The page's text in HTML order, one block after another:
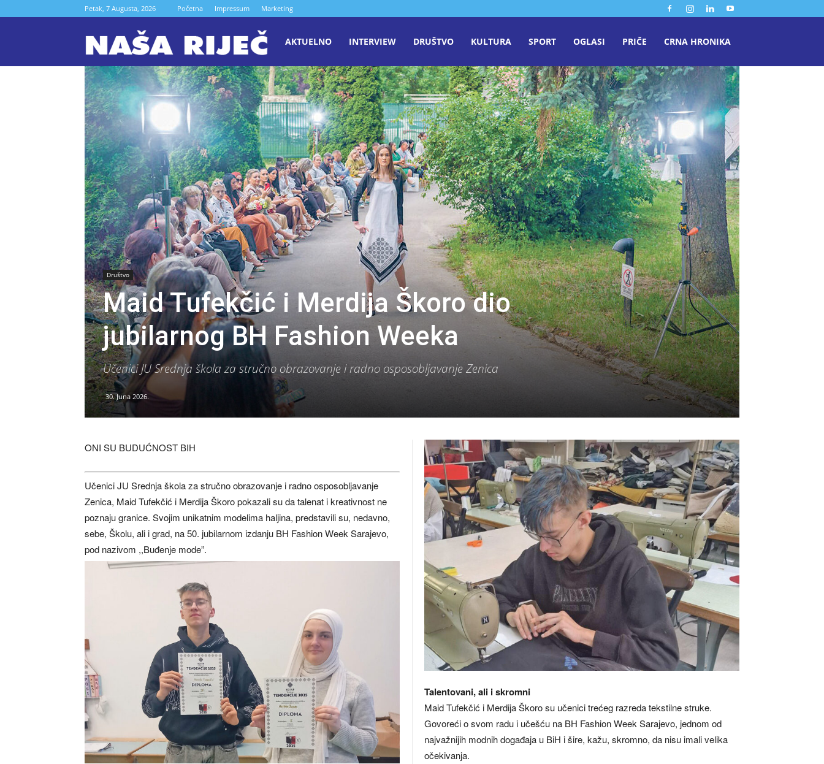
Petak, 7 Augusta, 2026 Početna Impressum Marketing
Naša
riječ
Zenica
AKTUELNO INTERVIEW DRUŠTVO KULTURA SPORT OGLASI PRIČE CRNA HRONIKA
Društvo
Maid Tufekčić i Merdija Škoro dio
jubilarnog BH Fashion Weeka
Učenici JU Srednja škola za stručno obrazovanje i radno osposobljavanje Zenica
30. Juna 2026.
ONI SU BUDUĆNOST BIH
Učenici JU Srednja škola za stručno obrazovanje i radno osposobljavanje
Zenica, Maid Tufekčić i Merdija Škoro pokazali su da talenat i kreativnost ne
poznaju granice. Svojim unikatnim modelima haljina, predstavili su, nedavno,
sebe, Školu, ali i grad, na 50. jubilarnom izdanju BH Fashion Week Sarajevo,
pod nazivom ,,Buđenje mode”.
Talentovani, ali i skromni
Maid Tufekčić i Merdija Škoro su učenici trećeg razreda tekstilne struke.
Govoreći o svom radu i učešću na BH Fashion Week Sarajevo, jednom od
najvažnijih modnih događaja u BiH i šire, kažu, skromno, da nisu imali velika
očekivanja.